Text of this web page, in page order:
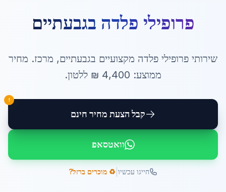
פרופילי פלדה בגבעתיים
שירותי פרופילי פלדה מקצועיים בגבעתיים, מרכז. מחיר
ממוצע: 4,400 ₪ ללטון.
קבל הצעת מחיר חינם
!
וואטסאפ
חייגו עכשיו ♻️ מוכרים ברזל?